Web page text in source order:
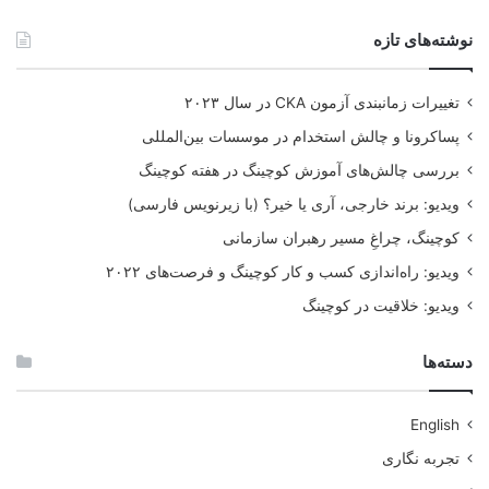
فرهنگ سازی در کوچینگ سازمانی
تحول را هماهنگ و ارتباط را برقرار کنید، موانع سد راه‌ را حذف کنید
کوچینگ) یک عامل تغییر است. این کوچینگ به رهبران سازمانی کمک
می‌کند تا از طریق روش‌های چابک و ساختارهای فکری، روش‌های
جدید کار را اتخاذ کنند. اجایل کوچینگ یکی از عناصر اصلی در تغییر
سازمان به سمت یک روش کار مدرن‌تر و یک مدل عملیاتی کاملاً
نوشته‌های تازه
تغییرات زمانبندی آزمون CKA در سال ۲۰۲۳
پساکرونا و چالش استخدام در موسسات بین‌المللی
بررسی چالش‌های آموزش کوچینگ در هفته کوچینگ
ویدیو: برند خارجی، آری یا خیر؟ (با زیرنویس فارسی)
کوچینگ، چراغِ مسیر رهبران سازمانی
ویدیو: راه‌اندازی کسب و کار کوچینگ و فرصت‌های ۲۰۲۲
ویدیو: خلاقیت در کوچینگ
دسته‌ها
English
تجربه نگاری